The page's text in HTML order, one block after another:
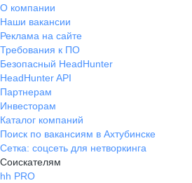
О компании
Наши вакансии
Реклама на сайте
Требования к ПО
Безопасный HeadHunter
HeadHunter API
Партнерам
Инвесторам
Каталог компаний
Поиск по вакансиям в Ахтубинске
Сетка: соцсеть для нетворкинга
Соискателям
hh PRO